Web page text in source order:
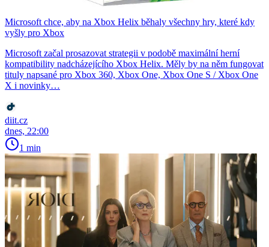
Microsoft chce, aby na Xbox Helix běhaly všechny hry, které kdy
vyšly pro Xbox
Microsoft začal prosazovat strategii v podobě maximální herní
kompatibility nadcházejícího Xbox Helix. Měly by na něm fungovat
tituly napsané pro Xbox 360, Xbox One, Xbox One S / Xbox One
X i novinky…
diit.cz
dnes, 22:00
1 min